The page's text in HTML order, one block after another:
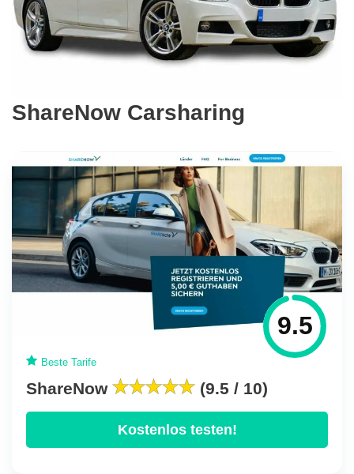
ShareNow Carsharing
9.5
Beste Tarife
ShareNow (9.5 / 10)
Kostenlos testen!